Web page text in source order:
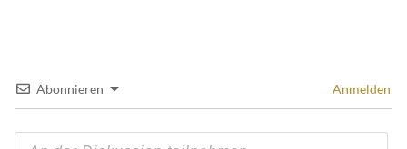
Abonnieren Anmelden